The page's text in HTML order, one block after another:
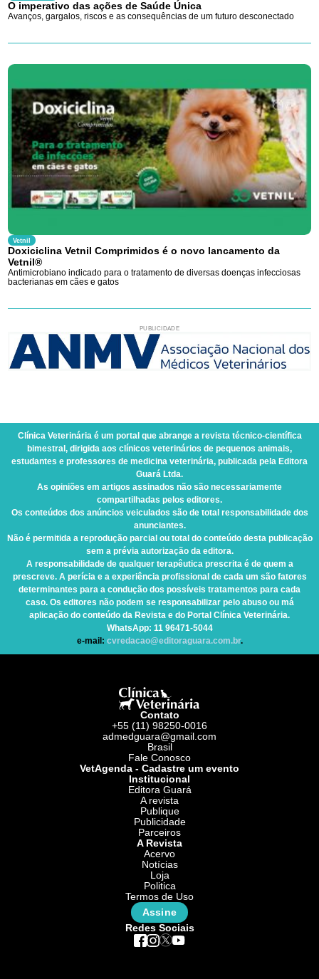
O imperativo das ações de Saúde Única
Avanços, gargalos, riscos e as consequências de um futuro desconectado
Vetnil
Doxiciclina Vetnil Comprimidos é o novo lancamento da
Vetnil®
Antimicrobiano indicado para o tratamento de diversas doenças infecciosas
bacterianas em cães e gatos
PUBLICIDADE
Clínica Veterináriaé um portal que abrange a revista técnico-científica
bimestral, dirigida aos clínicos veterinários de pequenos animais,
estudantes e professores de medicina veterinária, publicada pela Editora
Guará Ltda.
As opiniões em artigos assinados não são necessariamente
compartilhadas pelos editores.
Os conteúdos dos anúncios veiculados são de total responsabilidade dos
anunciantes.
Não é permitida a reprodução parcial ou total do conteúdo desta publicação
sem a prévia autorização da editora.
A responsabilidade de qualquer terapêutica prescrita é de quem a
prescreve. A perícia e a experiência profissional de cada um são fatores
determinantes para a condução dos possíveis tratamentos para cada
caso. Os editores não podem se responsabilizar pelo abuso ou má
aplicação do conteúdo da Revista e do Portal Clínica Veterinária.
WhatsApp: 11 96471-5044
e-mail: cvredacao@editoraguara.com.br.
Contato
+55 (11) 98250-0016
admedguara@gmail.com
Brasil
Fale Conosco
VetAgenda - Cadastre um evento
Institucional
Editora Guará
A revista
Publique
Publicidade
Parceiros
A Revista
Acervo
Notícias
Loja
Politica
Termos de Uso
Assine
Redes Sociais